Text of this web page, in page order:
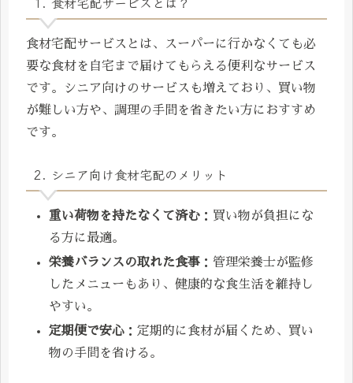
食材宅配サービスとは、スーパーに行かなくても必
要な食材を自宅まで届けてもらえる便利なサービス
です。シニア向けのサービスも増えており、買い物
が難しい方や、調理の手間を省きたい方におすすめ
です。
2. シニア向け食材宅配のメリット
重い荷物を持たなくて済む ：買い物が負担にな
る方に最適。
栄養バランスの取れた食事 ：管理栄養士が監修
したメニューもあり、健康的な食生活を維持し
やすい。
定期便で安心 ：定期的に食材が届くため、買い
物の手間を省ける。